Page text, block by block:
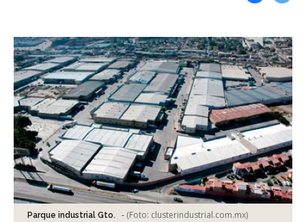
Parque industrial Gto. - (Foto: clusterindustrial.com.mx)